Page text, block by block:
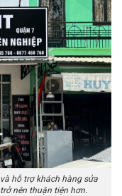
hỗ trợ khách hàng sửa
nên thuận tiện hơn.